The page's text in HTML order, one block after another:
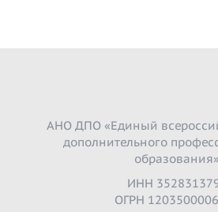
АНО ДПО «Единый
дополнительного
образования»
ИНН
ОГРН